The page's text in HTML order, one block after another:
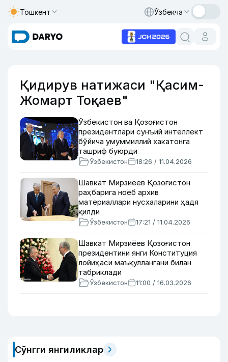
Тошкент Ўзбекча
Қидирув натижаси "Қасим-
Жомарт Тоқаев"
Ўзбекистон ва Қозоғистон
президентлари сунъий интеллект
бўйича умуммиллий хакатонга
ташриф буюрди
Ўзбекистон 18:26 / 11.04.2026
Шавкат Мирзиёев Қозоғистон
раҳбарига ноёб архив
материаллари нусхаларини ҳадя
қилди
Ўзбекистон 17:21 / 11.04.2026
Шавкат Мирзиёев Қозоғистон
президентини янги Конституция
лойиҳаси маъқуллангани билан
табриклади
Ўзбекистон 11:00 / 16.03.2026
Сўнгги янгиликлар